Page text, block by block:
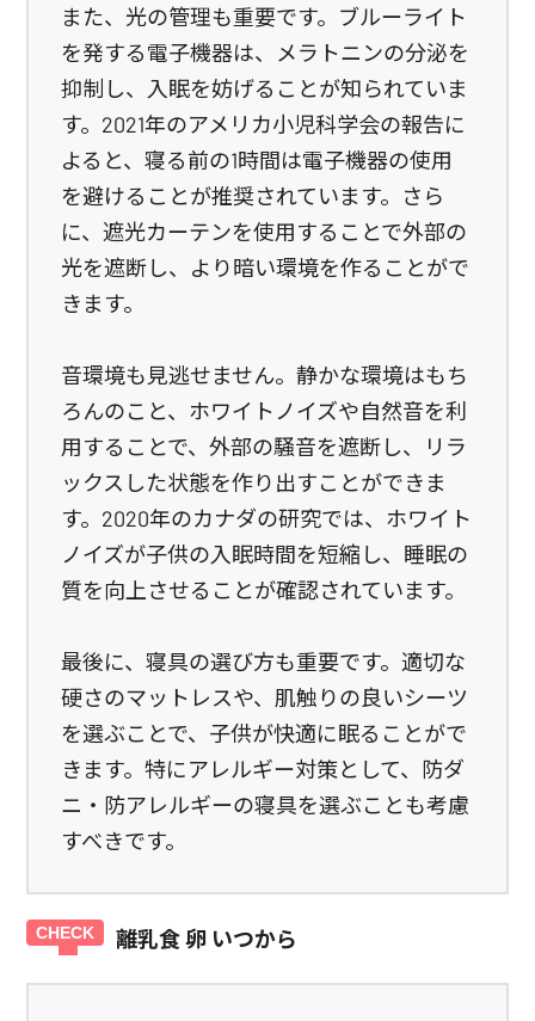
また、光の管理も重要です。ブルーライト
を発する電子機器は、メラトニンの分泌を
抑制し、入眠を妨げることが知られていま
す。2021年のアメリカ小児科学会の報告に
よると、寝る前の1時間は電子機器の使用
を避けることが推奨されています。さら
に、遮光カーテンを使用することで外部の
光を遮断し、より暗い環境を作ることがで
きます。
音環境も見逃せません。静かな環境はもち
ろんのこと、ホワイトノイズや自然音を利
用することで、外部の騒音を遮断し、リラ
ックスした状態を作り出すことができま
す。2020年のカナダの研究では、ホワイト
ノイズが子供の入眠時間を短縮し、睡眠の
質を向上させることが確認されています。
最後に、寝具の選び方も重要です。適切な
硬さのマットレスや、肌触りの良いシーツ
を選ぶことで、子供が快適に眠ることがで
きます。特にアレルギー対策として、防ダ
ニ・防アレルギーの寝具を選ぶことも考慮
すべきです。
離乳食 卵 いつから